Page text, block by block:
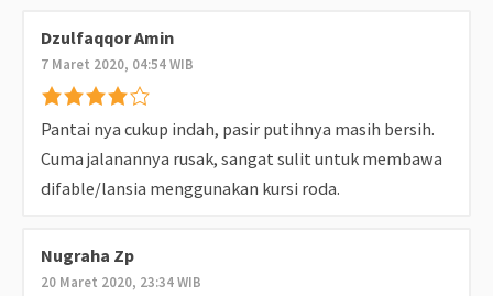
Dzulfaqqor Amin
7 Maret 2020, 04:54 WIB
Pantai nya cukup indah, pasir putihnya masih bersih.
Cuma jalanannya rusak, sangat sulit untuk membawa
difable/lansia menggunakan kursi roda.
Nugraha Zp
20 Maret 2020, 23:34 WIB